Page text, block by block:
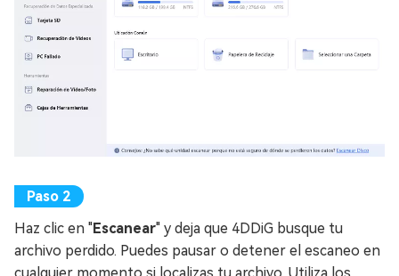
Haz clic en "Escanear" y deja que 4DDiG busque tu
archivo perdido. Puedes pausar o detener el escaneo en